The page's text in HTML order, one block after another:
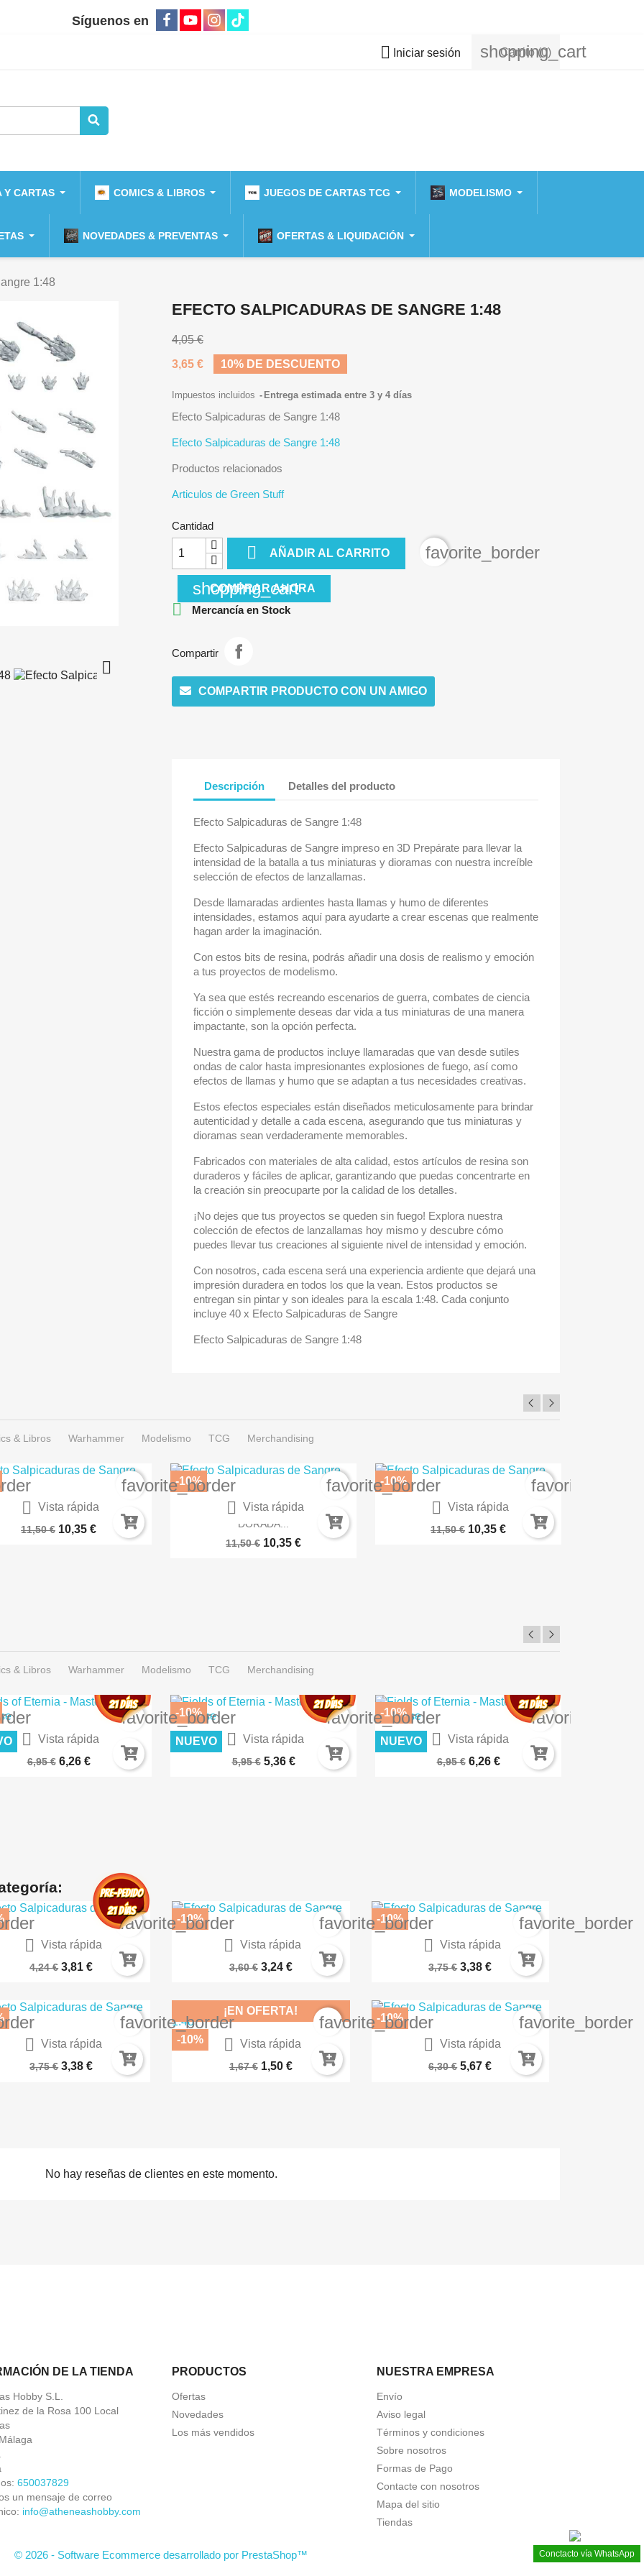
Síguenos en
 Iniciar sesión shopping_cart
Carrito (0)
Y CARTAS COMICS & LIBROS JUEGOS DE CARTAS TCG MODELISMO
NOVEDADES & PREVENTAS OFERTAS & LIQUIDACIÓN
1:48

EFECTO SALPICADURAS DE SANGRE 1:48
4,05 €
3,65 €
10% DE DESCUENTO
Impuestos incluidos Entrega estimada entre 3 y 4 días
Efecto Salpicaduras de Sangre 1:48
Efecto Salpicaduras de Sangre 1:48
Productos relacionados
Articulos de Green Stuff
Cantidad
 AÑADIR AL CARRITO
favorite_border
shopping_cart
COMPRAR AHORA
 Mercancía en Stock
Compartir
COMPARTIR PRODUCTO CON UN AMIGO
Descripción Detalles del producto
Efecto Salpicaduras de Sangre 1:48
Efecto Salpicaduras de Sangre impreso en 3D Prepárate para llevar la
intensidad de la batalla a tus miniaturas y dioramas con nuestra increíble
selección de efectos de lanzallamas.
Desde llamaradas ardientes hasta llamas y humo de diferentes
intensidades, estamos aquí para ayudarte a crear escenas que realmente
hagan arder la imaginación.
Con estos bits de resina, podrás añadir una dosis de realismo y emoción
a tus proyectos de modelismo.
Ya sea que estés recreando escenarios de guerra, combates de ciencia
ficción o simplemente deseas dar vida a tus miniaturas de una manera
impactante, son la opción perfecta.
Nuestra gama de productos incluye llamaradas que van desde sutiles
ondas de calor hasta impresionantes explosiones de fuego, así como
efectos de llamas y humo que se adaptan a tus necesidades creativas.
Estos efectos especiales están diseñados meticulosamente para brindar
autenticidad y detalle a cada escena, asegurando que tus miniaturas y
dioramas sean verdaderamente memorables.
Fabricados con materiales de alta calidad, estos artículos de resina son
duraderos y fáciles de aplicar, garantizando que puedas concentrarte en
la creación sin preocuparte por la calidad de los detalles.
¡No dejes que tus proyectos se queden sin fuego! Explora nuestra
colección de efectos de lanzallamas hoy mismo y descubre cómo
puedes llevar tus creaciones al siguiente nivel de intensidad y emoción.
Con nosotros, cada escena será una experiencia ardiente que dejará una
impresión duradera en todos los que la vean. Estos productos se
entregan sin pintar y son ideales para la escala 1:48. Cada conjunto
incluye 40 x Efecto Salpicaduras de Sangre
Efecto Salpicaduras de Sangre 1:48
& Libros Warhammer Modelismo TCG Merchandising

Vista rápida
SEMIBRILLANTE EN...
11,50 € 10,35 €
favorite_border

Vista rápida
SPRAY COLOR ARMADURA
DORADA...
11,50 € 10,35 €
-10%
favorite_border

Vista rápida
BARNIZ PROTECTOR SPRAY AK1015
11,50 € 10,35 €
-10%
& Libros Warhammer Modelismo TCG Merchandising

Vista rápida
LUNAR – TERRENOS...
6,95 € 6,26 €
favorite_border

Vista rápida
CÉSPED FLOCK 2MM SECO AK8223
5,95 € 5,36 €
-10%
NUEVO
favorite_border

Vista rápida
TEXTURA DE MUSGO 100ML AK8038
6,95 € 6,26 €
-10%
NUEVO

Vista rápida
De Soldados Del...
4,24 € 3,81 €
favorite_border

Vista rápida
Base Macragge Blue 21-08
3,60 € 3,24 €
-10%
favorite_border

Vista rápida
Lavado Óxido Claro SKU: AK046
3,75 € 3,38 €
-10% favorite_border

Vista rápida
Redondo 2 ABT830-2
3,75 € 3,38 €
favorite_border

Vista rápida
IJA Marrón Tierra 71.136
1,67 € 1,50 €
¡EN OFERTA!
-10%
favorite_border

Vista rápida
Contrast Flesh Tearers Red...
6,30 € 5,67 €
-10% favorite_border
No hay reseñas de clientes en este momento.
DE LA TIENDA
Hobby S.L.
de la Rosa 100 Local
650037829
un mensaje de correo
info@atheneashobby.com
PRODUCTOS
Ofertas
Novedades
Los más vendidos
NUESTRA EMPRESA
Envío
Aviso legal
Términos y condiciones
Sobre nosotros
Formas de Pago
Contacte con nosotros
Mapa del sitio
Tiendas
© 2026 - Software Ecommerce desarrollado por PrestaShop™ Conctacto vía WhatsApp